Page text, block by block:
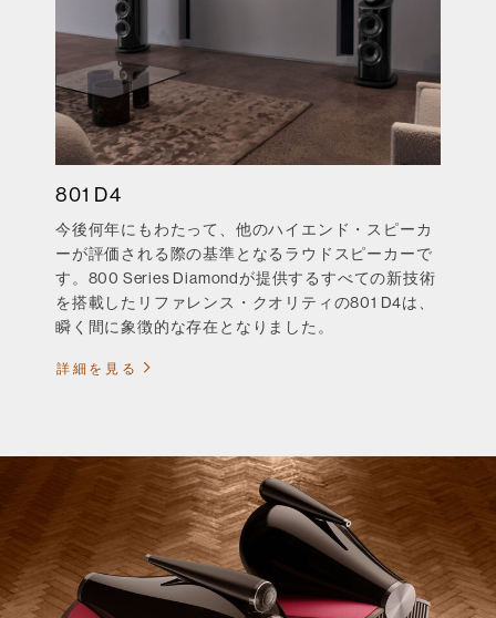
801 D4
今後何年にもわたって、他のハイエンド・スピーカ
ーが評価される際の基準となるラウドスピーカーで
す。800 Series Diamondが提供するすべての新技術
を搭載したリファレンス・クオリティの801 D4は、
瞬く間に象徴的な存在となりました。
詳細を見る